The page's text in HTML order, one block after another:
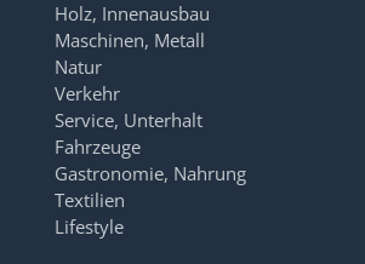
Holz, Innenausbau
Maschinen, Metall
Natur
Verkehr
Service, Unterhalt
Fahrzeuge
Gastronomie, Nahrung
Textilien
Lifestyle